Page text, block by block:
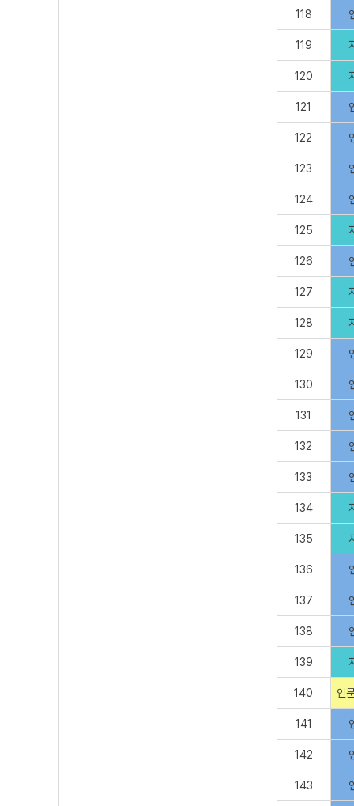
118
119
120
121
122
123
124
125
126
127
128
129
130
131
132
133
134
135
136
137
138
139
140 인
141
142
143